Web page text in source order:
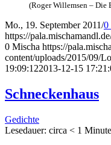
(Roger Wil­lem­sen – Die
Mo., 19. September 2011/0
https://
0 Mischa https://
content/uploads/2015/09/
19:09:122013-12-15
Schne­cken­haus
Gedichte
Lese­dau­er: cir­ca < 1 Minu­te